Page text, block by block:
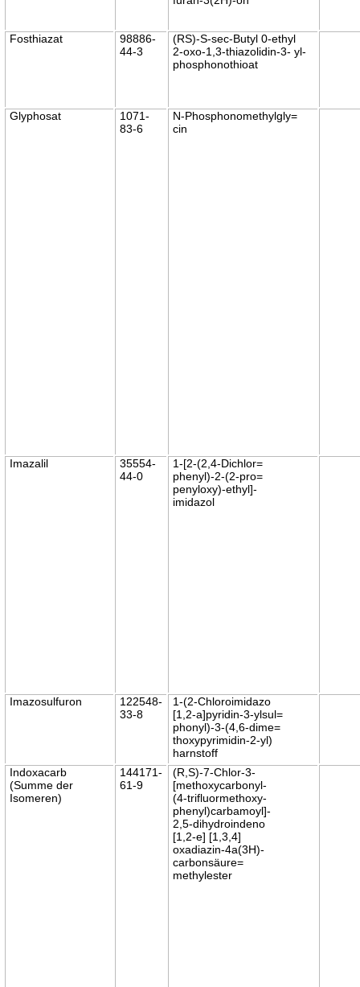
Fosthiazat
98886-
44-3
(RS)-S-sec-Butyl 0-ethyl
2-oxo-1,3-thiazolidin-3- yl-
phosphonothioat
Glyphosat
1071-
83-6
N-Phosphonomethylgly=
cin
Imazalil
35554-
44-0
1-[2-(2,4-Dichlor=
phenyl)-2-(2-pro=
penyloxy)-ethyl]-
imidazol
Imazosulfuron
122548-
33-8
1-(2-Chloroimidazo
[1,2-a]pyridin-3-ylsul=
phonyl)-3-(4,6-dime=
thoxypyrimidin-2-yl)
harnstoff
Indoxacarb
(Summe der
Isomeren)
144171-
61-9
(R,S)-7-Chlor-3-
[methoxycarbonyl-
(4-trifluormethoxy-
phenyl)carbamoyl]-
2,5-dihydroindeno
[1,2-e] [1,3,4]
oxadiazin-4a(3H)-
carbonsäure=
methylester